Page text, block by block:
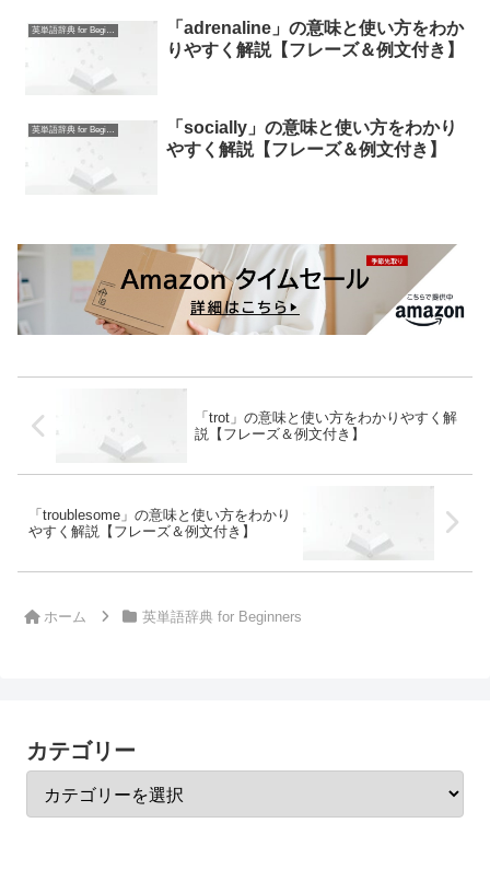
英単語辞典 for Beginners
「adrenaline」の意味と使い方をわか
りやすく解説【フレーズ＆例文付き】
英単語辞典 for Beginners
「socially」の意味と使い方をわかり
やすく解説【フレーズ＆例文付き】
「trot」の意味と使い方をわかりやすく解
説【フレーズ＆例文付き】
「troublesome」の意味と使い方をわかり
やすく解説【フレーズ＆例文付き】
ホーム 英単語辞典 for Beginners
カテゴリー